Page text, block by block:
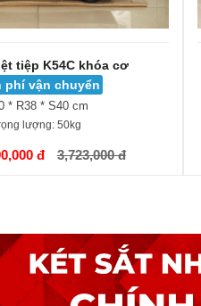
tiệp K54C khóa cơ
phí vận chuyển
* R38 * S40 cm
lượng:50kg
đ 3,723,000 đ